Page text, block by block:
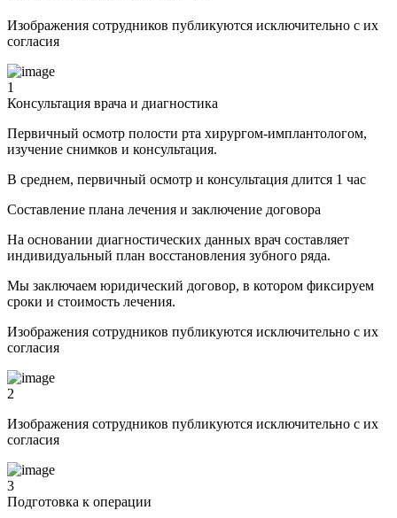
Изображения сотрудников публикуются исключительно с их
согласия
1
Консультация врача и диагностика
Первичный осмотр полости рта хирургом-имплантологом,
изучение снимков и консультация.
В среднем, первичный осмотр и консультация длится 1 час
Составление плана лечения и заключение договора
На основании диагностических данных врач составляет
индивидуальный план восстановления зубного ряда.
Мы заключаем юридический договор, в котором фиксируем
сроки и стоимость лечения.
Изображения сотрудников публикуются исключительно с их
согласия
2
Изображения сотрудников публикуются исключительно с их
согласия
3
Подготовка к операции